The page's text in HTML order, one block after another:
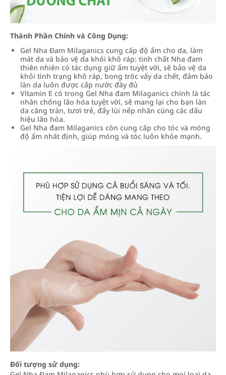
Thành Phần Chính và Công Dụng:
Gel Nha Đam Milaganics cung cấp độ ẩm cho da, làm
mát da và bảo vệ da khỏi khô ráp: tinh chất Nha đam
thiên nhiên có tác dụng giữ ẩm tuyệt vời, sẽ bảo vệ da
khỏi tình trạng khô ráp, bong tróc vẩy da chết, đảm bảo
làn da luôn được cấp nước đầy đủ
Vitamin E có trong Gel Nha đam Milaganics chính là tác
nhân chống lão hóa tuyệt vời, sẽ mang lại cho bạn làn
da căng tràn, tươi trẻ, đẩy lùi nếp nhăn cùng các dấu
hiệu lão hóa.
Gel Nha đam Milaganics còn cung cấp cho tóc và móng
độ ẩm nhất định, giúp móng và tóc luôn khỏe mạnh.
Đối tượng sử dụng: